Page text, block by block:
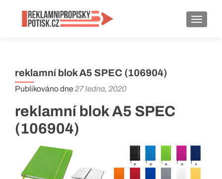
reklamní blok A5 SPEC (106904)
Publikováno dne 27 ledna, 2020
reklamní blok A5 SPEC
(106904)